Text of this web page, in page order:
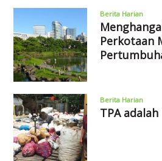
Berita Harian
Perkotaan
Berita Harian
TPA